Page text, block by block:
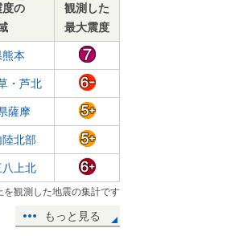
の
観測した
最大震度
本
・芦北
薩摩
北部
上北
観測した地震の集計です
もっと見る